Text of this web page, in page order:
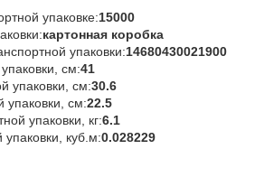
упаковке:15000
картонная коробка
упаковки:14680430021900
см:41
упаковки, см:30.6
упаковки, см:22.5
упаковки, кг:6.1
куб.м:0.028229